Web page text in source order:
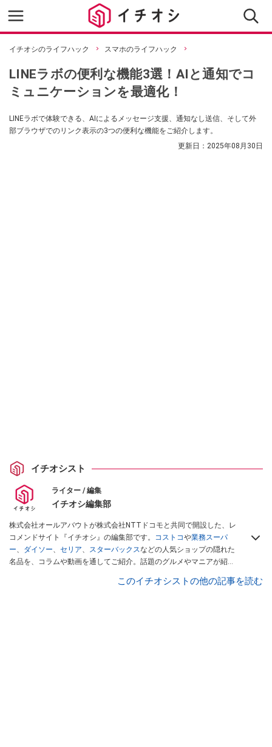
イチオシのライフハック スマホのライフハック
LINEラボの便利な機能3選！AIと通知でコ
ミュニケーションを最適化！
LINEラボで体験できる、AIによるメッセージ支援、通知なし送信、そして外
部ブラウザでのリンク表示の3つの便利な機能をご紹介します。
更新日： 2025年08月30日
イチオシスト
ライター / 編集
イチオシ編集部
株式会社オールアバウトが株式会社NTTドコモと共同で開設した、レ
コメンドサイト『イチオシ』の編集部です。 コストコや業務スーパ
ー、 ダイソー、 セリア、 スターバックスなどの人気ショップの隠れた
名品を、コラムや動画を通してご紹介。話題のグルメやマニアが紹介
インフルエンサーが実際に使用してレビューしています。毎日トレン
このイチオシストの他の記事を読む